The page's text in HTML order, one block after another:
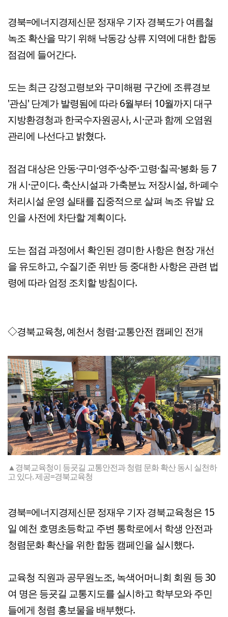
경북=에너지경제신문 정재우 기자 경북도가 여름철
녹조 확산을 막기 위해 낙동강 상류 지역에 대한 합동
점검에 들어간다.
도는 최근 강정고령보와 구미해평 구간에 조류경보
'관심' 단계가 발령됨에 따라 6월부터 10월까지 대구
지방환경청과 한국수자원공사, 시·군과 함께 오염원
관리에 나선다고 밝혔다.
점검 대상은 안동·구미·영주·상주·고령·칠곡·봉화 등 7
개 시·군이다. 축산시설과 가축분뇨 저장시설, 하·폐수
처리시설 운영 실태를 집중적으로 살펴 녹조 유발 요
인을 사전에 차단할 계획이다.
도는 점검 과정에서 확인된 경미한 사항은 현장 개선
을 유도하고, 수질기준 위반 등 중대한 사항은 관련 법
령에 따라 엄정 조치할 방침이다.
◇경북교육청, 예천서 청렴·교통안전 캠페인 전개
▲경북교육청이 등굣길 교통안전과 청렴 문화 확산 동시 실천하
고 있다. 제공=경북교육청
경북=에너지경제신문 정재우 기자 경북교육청은 15
일 예천 호명초등학교 주변 통학로에서 학생 안전과
청렴문화 확산을 위한 합동 캠페인을 실시했다.
교육청 직원과 공무원노조, 녹색어머니회 회원 등 30
여 명은 등굣길 교통지도를 실시하고 학부모와 주민
들에게 청렴 홍보물을 배부했다.